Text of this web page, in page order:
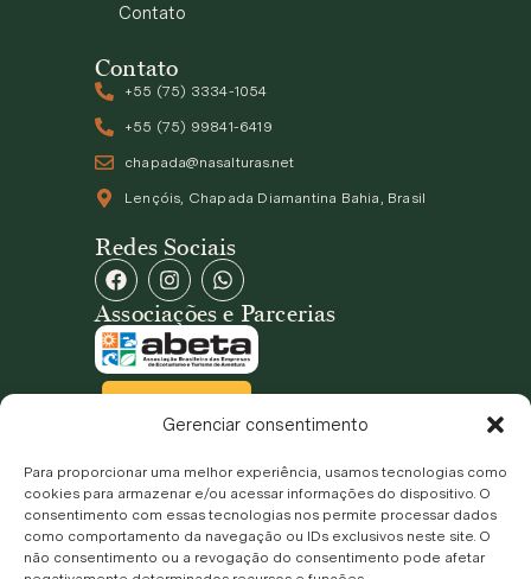
Gerenciar consentimento
Para proporcionar uma melhor experiência, usamos tecnologias como
cookies para armazenar e/ou acessar informações do dispositivo. O
consentimento com essas tecnologias nos permite processar dados
como comportamento da navegação ou IDs exclusivos neste site. O
não consentimento ou a revogação do consentimento pode afetar
Contato
Contato
+55 (75) 3334-1054
+55 (75) 99841-6419
chapada@nasalturas.net
Lençóis, Chapada Diamantina Bahia, Brasil
Redes Sociais
Associações e Parcerias